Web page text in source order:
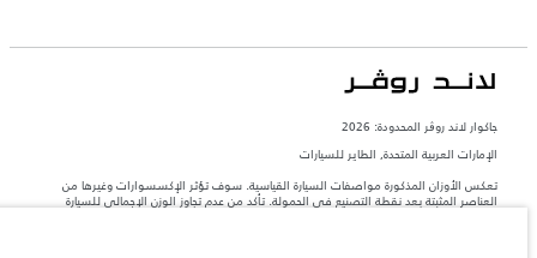
جاكوار لاند روڨر المحدودة: 2026
الإمارات العربية المتحدة, الطاير للسيارات
تعكس الأوزان المذكورة مواصفات السيارة القياسية. سوف تؤثر الإكسسوارات وغيرها من
العناصر المثبتة بعد نقطة التصنيع في الحمولة. تأكد من عدم تجاوز الوزن الإجمالي للسيارة